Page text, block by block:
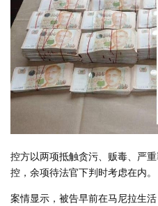
控方以两项抵触贪污、贩毒、严
控，余项待法官下判时考虑在内。
案情显示，被告早前在马尼拉生